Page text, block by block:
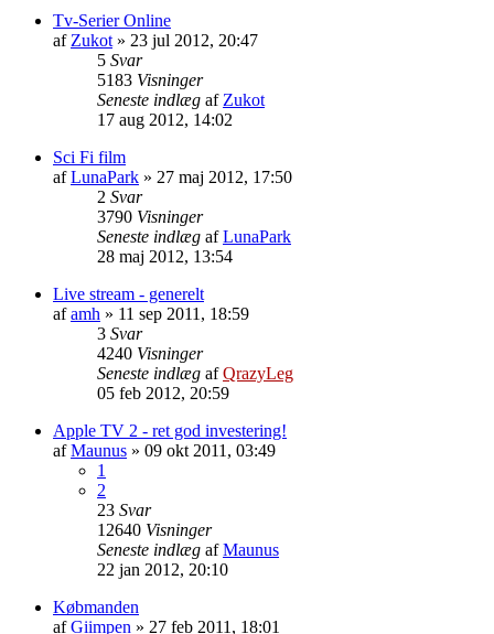
Tv-Serier Online
af Zukot » 23 jul 2012, 20:47
5 Svar
5183 Visninger
Seneste indlæg af Zukot
17 aug 2012, 14:02
Sci Fi film
afLunaPark » 27 maj 2012, 17:50
2 Svar
3790 Visninger
Seneste indlæg afLunaPark
28 maj 2012, 13:54
Live stream - generelt
afamh » 11 sep 2011, 18:59
3 Svar
4240 Visninger
Seneste indlæg afQrazyLeg
05 feb 2012, 20:59
Apple TV 2 - ret god investering!
afMaunus » 09 okt 2011, 03:49
1
2
23 Svar
12640 Visninger
Seneste indlæg afMaunus
22 jan 2012, 20:10
Købmanden
afGiimpen » 27 feb 2011, 18:01